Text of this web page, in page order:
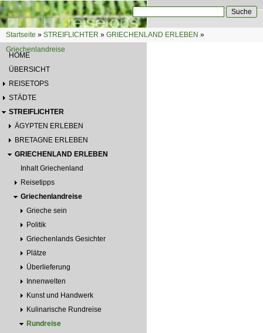
Direkt zum Inhalt
Suchformular
Sie sind hier
Startseite » STREIFLICHTER » GRIECHENLAND ERLEBEN »
Griechenlandreise
HOME
ÜBERSICHT
REISETOPS
STÄDTE
STREIFLICHTER
ÄGYPTEN ERLEBEN
BRETAGNE ERLEBEN
GRIECHENLAND ERLEBEN
Inhalt Griechenland
Reisetipps
Griechenlandreise
Grieche sein
Politik
Griechenlands Gesichter
Plätze
Überlieferung
Innenwelten
Kunst und Handwerk
Kulinarische Rundreise
Rundreise